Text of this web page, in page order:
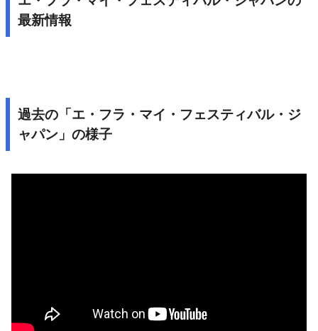
最新情報
過去の「エ・フラ・マイ・フェスティバル・ジ
ャパン」の様子